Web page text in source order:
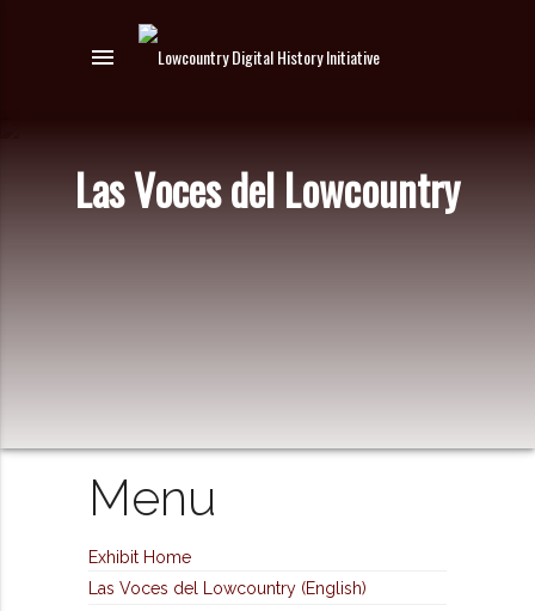
menu
Las Voces del Lowcountry
Menu
Exhibit Home
Las Voces del Lowcountry (English)